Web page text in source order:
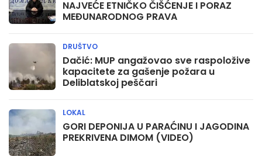
NAJVEĆE ETNIČKO ČIŠĆENJE I PORAZ
MEĐUNARODNOG PRAVA
Dačić: MUP angažovao sve raspoložive
kapacitete za gašenje požara u
Deliblatskoj peščari
DRUŠTVO
GORI DEPONIJA U PARAĆINU I JAGODINA
PREKRIVENA DIMOM (VIDEO)
LOKAL